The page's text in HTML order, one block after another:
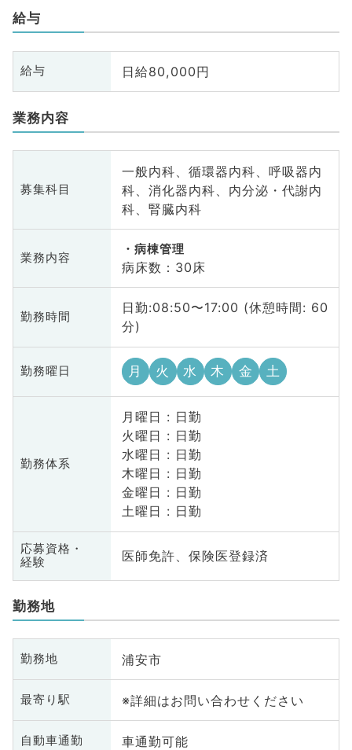
給与
給与 日給80,000円
業務内容
募集科目
一般内科、循環器内科、呼吸器内
科、消化器内科、内分泌・代謝内
科、腎臓内科
業務内容
病棟管理
病床数：30床
勤務時間
日勤:08:50〜17:00 (休憩時間: 60
分)
勤務曜日 月 火 水 木 金 土
勤務体系
月曜日 : 日勤
火曜日 : 日勤
水曜日 : 日勤
木曜日 : 日勤
金曜日 : 日勤
土曜日 : 日勤
応募資格・
経験
医師免許、保険医登録済
勤務地
勤務地 浦安市
最寄り駅 ※詳細はお問い合わせください
自動車通勤 車通勤可能